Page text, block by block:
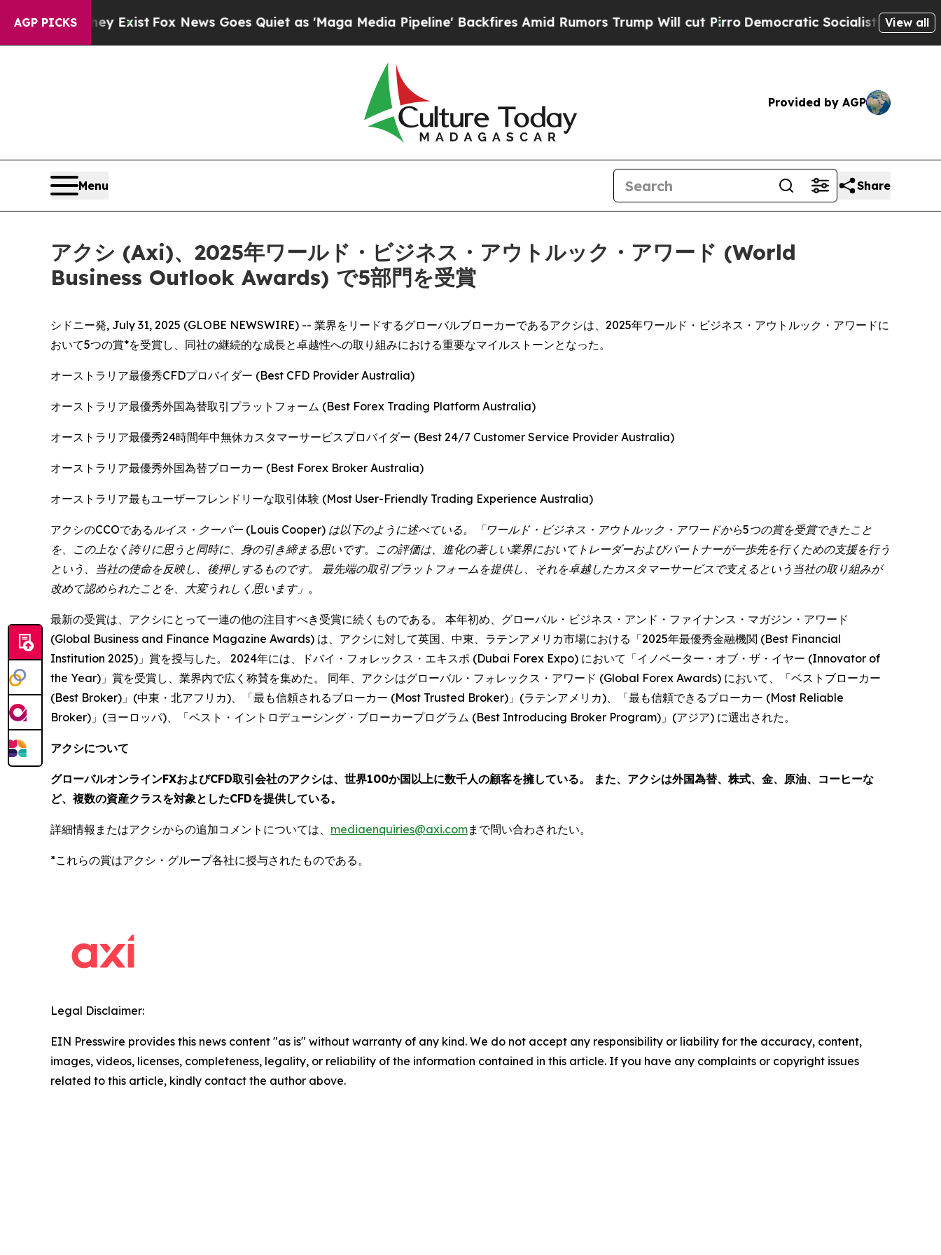
AGP PICKS
They ExistFox News Goes Quiet as 'Maga Media Pipeline' Backfires Amid Rumors Trump Will cut PirroDemocratic Socialists of America
View all
Provided by AGP
Menu Share
アクシ (Axi)、2025年ワールド・ビジネス・アウトルック・アワード (World
Business Outlook Awards) で5部門を受賞
シドニー発, July 31, 2025 (GLOBE NEWSWIRE) -- 業界をリードするグローバルブローカーであるアクシは、2025年ワールド・ビジネス・アウトルック・アワードに
おいて5つの賞*を受賞し、同社の継続的な成長と卓越性への取り組みにおける重要なマイルストーンとなった。
オーストラリア最優秀CFDプロバイダー (Best CFD Provider Australia)
オーストラリア最優秀外国為替取引プラットフォーム (Best Forex Trading Platform Australia)
オーストラリア最優秀24時間年中無休カスタマーサービスプロバイダー (Best 24/7 Customer Service Provider Australia)
オーストラリア最優秀外国為替ブローカー (Best Forex Broker Australia)
オーストラリア最もユーザーフレンドリーな取引体験 (Most User-Friendly Trading Experience Australia)
アクシのCCOであるルイス・クーパー (Louis Cooper) は以下のように述べている。「ワールド・ビジネス・アウトルック・アワードから5つの賞を受賞できたこと
を、この上なく誇りに思うと同時に、身の引き締まる思いです。 この評価は、進化の著しい業界においてトレーダーおよびパートナーが一歩先を行くための支援を行う
という、当社の使命を反映し、後押しするものです。 最先端の取引プラットフォームを提供し、それを卓越したカスタマーサービスで支えるという当社の取り組みが
改めて認められたことを、大変うれしく思います」 。
最新の受賞は、アクシにとって一連の他の注目すべき受賞に続くものである。 本年初め、グローバル・ビジネス・アンド・ファイナンス・マガジン・アワード
(Global Business and Finance Magazine Awards) は、アクシに対して英国、中東、ラテンアメリカ市場における「2025年最優秀金融機関 (Best Financial
Institution 2025)」賞を授与した。 2024年には、ドバイ・フォレックス・エキスポ (Dubai Forex Expo) において「イノベーター・オブ・ザ・イヤー (Innovator of
the Year)」賞を受賞し、業界内で広く称賛を集めた。 同年、アクシはグローバル・フォレックス・アワード (Global Forex Awards) において、「ベストブローカー
(Best Broker)」(中東・北アフリカ)、「最も信頼されるブローカー (Most Trusted Broker)」(ラテンアメリカ)、「最も信頼できるブローカー (Most Reliable
Broker)」(ヨーロッパ)、「ベスト・イントロデューシング・ブローカープログラム (Best Introducing Broker Program)」(アジア) に選出された。
アクシについて
グローバルオンラインFXおよびCFD取引会社のアクシは、世界100か国以上に数千人の顧客を擁している。 また、アクシは外国為替、株式、金、原油、コーヒーな
ど、複数の資産クラスを対象としたCFDを提供している。
詳細情報またはアクシからの追加コメントについては、 mediaenquiries@axi.comまで問い合わされたい。
*これらの賞はアクシ・グループ各社に授与されたものである。
Legal Disclaimer:
EIN Presswire provides this news content "as is" without warranty of any kind. We do not accept any responsibility or liability for the accuracy, content,
images, videos, licenses, completeness, legality, or reliability of the information contained in this article. If you have any complaints or copyright issues
related to this article, kindly contact the author above.